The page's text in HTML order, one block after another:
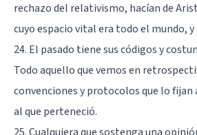
rechazo del relativismo, hacían de
cuyo espacio vital era todo el mundo,
24. El pasado tiene sus códigos y
Todo aquello que vemos en
convenciones y protocolos que lo
al que perteneció.